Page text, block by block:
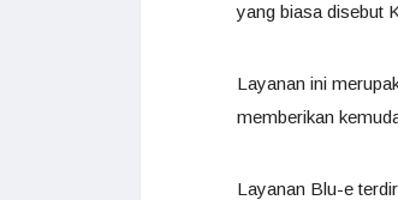
yang biasa disebut
Layanan ini
memberikan
Layanan Blu-e